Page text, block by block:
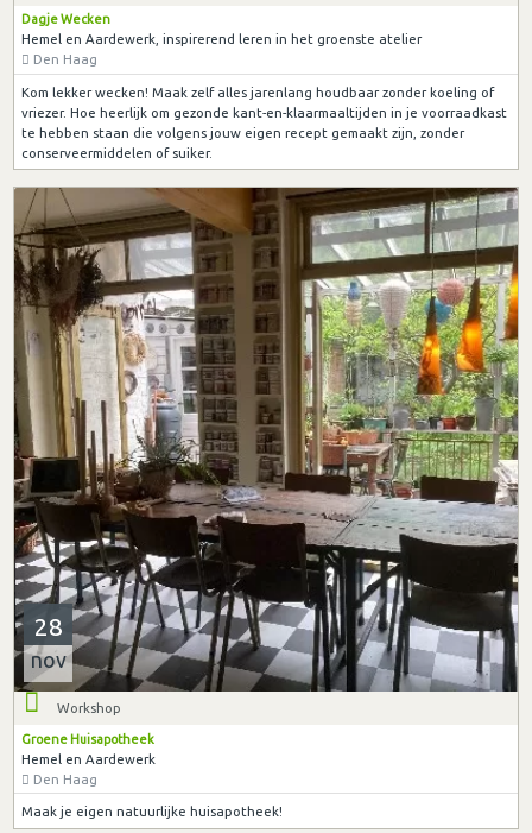
Dagje Wecken
Hemel en Aardewerk, inspirerend leren in het groenste atelier
Den Haag
Kom lekker wecken! Maak zelf alles jarenlang houdbaar zonder koeling of
vriezer. Hoe heerlijk om gezonde kant-en-klaarmaaltijden in je voorraadkast
te hebben staan die volgens jouw eigen recept gemaakt zijn, zonder
conserveermiddelen of suiker.
28
nov
Workshop
Groene Huisapotheek
Hemel en Aardewerk
Den Haag
Maak je eigen natuurlijke huisapotheek!